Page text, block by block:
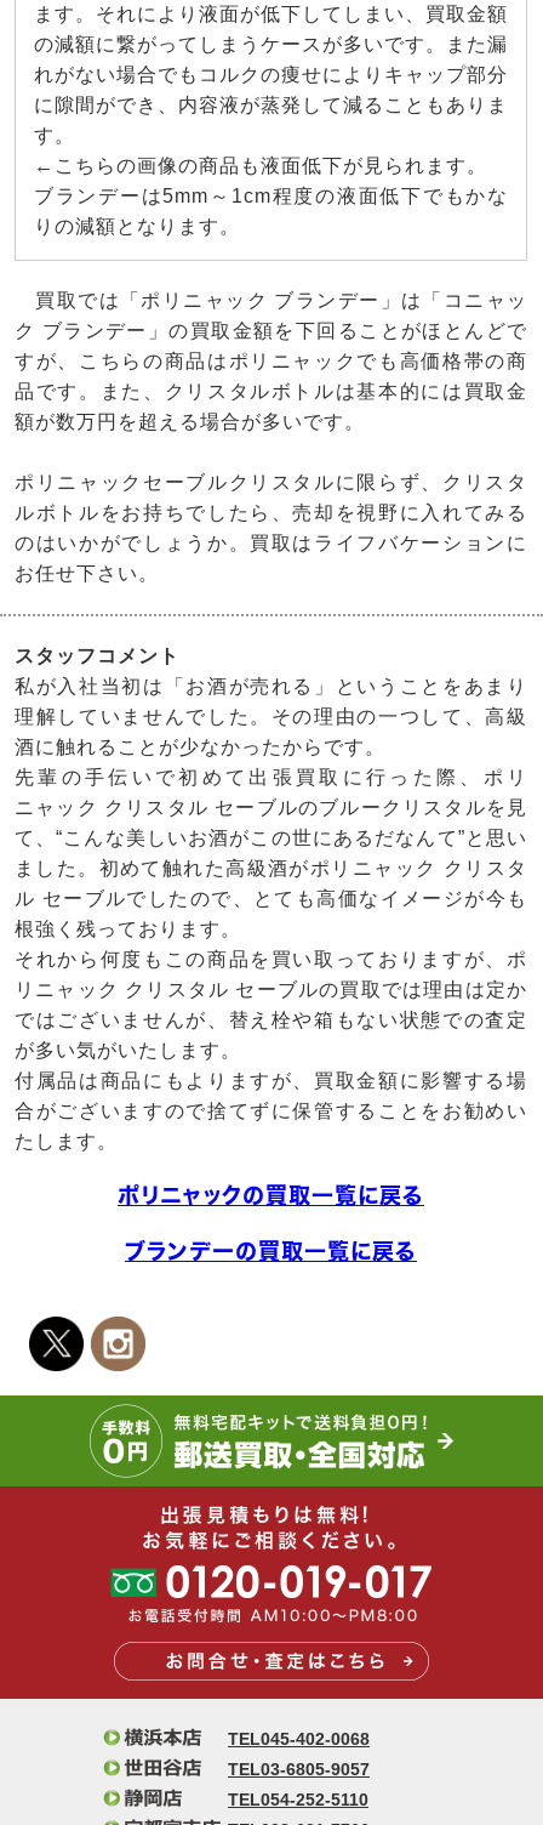
ます。それにより液面が低下してしまい、買取金額
の減額に繋がってしまうケースが多いです。また漏
れがない場合でもコルクの痩せによりキャップ部分
に隙間ができ、内容液が蒸発して減ることもありま
す。
←こちらの画像の商品も液面低下が見られます。
ブランデーは5mm～1cm程度の液面低下でもかな
りの減額となります。
買取では「ポリニャック ブランデー」は「コニャッ
ク ブランデー」の買取金額を下回ることがほとんどで
すが、こちらの商品はポリニャックでも高価格帯の商
品です。また、クリスタルボトルは基本的には買取金
額が数万円を超える場合が多いです。
ポリニャックセーブルクリスタルに限らず、クリスタ
ルボトルをお持ちでしたら、売却を視野に入れてみる
のはいかがでしょうか。買取はライフバケーションに
お任せ下さい。
スタッフコメント
私が入社当初は「お酒が売れる」ということをあまり
理解していませんでした。その理由の一つして、高級
酒に触れることが少なかったからです。
先輩の手伝いで初めて出張買取に行った際、ポリ
ニャック クリスタル セーブルのブルークリスタルを見
て、“こんな美しいお酒がこの世にあるだなんて”と思い
ました。初めて触れた高級酒がポリニャック クリスタ
ル セーブルでしたので、とても高価なイメージが今も
根強く残っております。
それから何度もこの商品を買い取っておりますが、ポ
リニャック クリスタル セーブルの買取では理由は定か
ではございませんが、替え栓や箱もない状態での査定
が多い気がいたします。
付属品は商品にもよりますが、買取金額に影響する場
合がございますので捨てずに保管することをお勧めい
たします。
ポリニャックの買取一覧に戻る
ブランデーの買取一覧に戻る
TEL045-402-0068
TEL03-6805-9057
TEL054-252-5110